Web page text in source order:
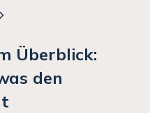
Überblick:
den